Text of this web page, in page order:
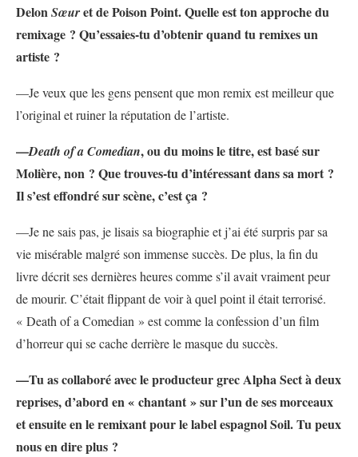
DelonSœuret de Poison Point. Quelle est ton approche du
remixage ? Qu’essaies-tu d’obtenir quand tu remixes un
artiste ?
—Je veux que les gens pensent que mon remix est meilleur que
l’original et ruiner la réputation de l’artiste.
—Death of a Comedian, ou du moins le titre, est basé sur
Molière, non ? Que trouves-tu d’intéressant dans sa mort ?
Il s’est effondré sur scène, c’est ça ?
—Je ne sais pas, je lisais sa biographie et j’ai été surpris par sa
vie misérable malgré son immense succès. De plus, la fin du
livre décrit ses dernières heures comme s’il avait vraiment peur
de mourir. C’était flippant de voir à quel point il était terrorisé.
« Death of a Comedian » est comme la confession d’un film
d’horreur qui se cache derrière le masque du succès.
—Tu as collaboré avec le producteur grec Alpha Sect à deux
reprises, d’abord en « chantant » sur l’un de ses morceaux
et ensuite en le remixant pour le label espagnol Soil. Tu peux
nous en dire plus ?